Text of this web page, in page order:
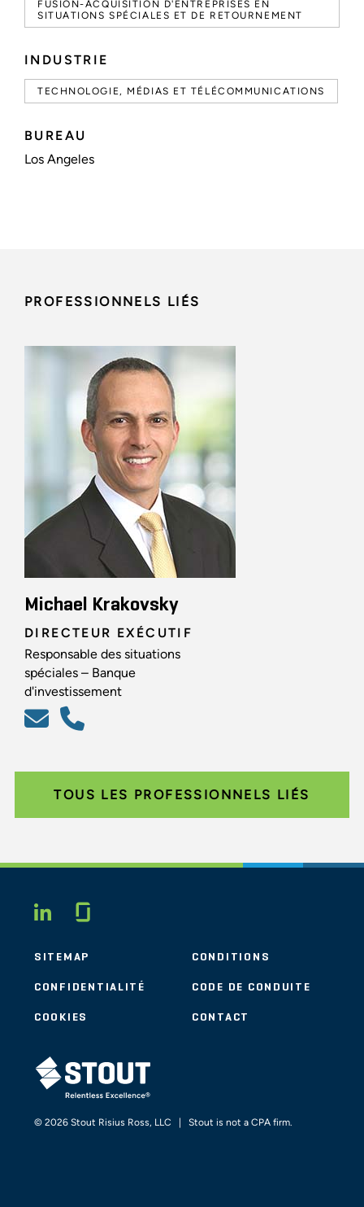
FUSION-ACQUISITION D'ENTREPRISES EN
SITUATIONS SPÉCIALES ET DE RETOURNEMENT
INDUSTRIE
TECHNOLOGIE, MÉDIAS ET TÉLÉCOMMUNICATIONS
BUREAU
Los Angeles
PROFESSIONNELS LIÉS
Michael Krakovsky
DIRECTEUR EXÉCUTIF
Responsable des situations
spéciales – Banque
d'investissement
TOUS LES PROFESSIONNELS LIÉS
LINKEDIN
SITEMAP CONDITIONS
CONFIDENTIALITÉ CODE DE CONDUITE
COOKIES CONTACT
STOUT LOGO
© 2026 Stout Risius Ross, LLC | Stout is not a CPA firm.